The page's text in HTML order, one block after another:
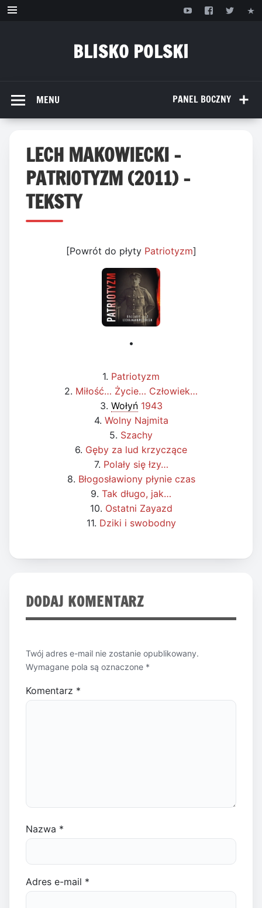
Przejdź
BLISKO POLSKI
PANEL BOCZNY
MENU
LECH MAKOWIECKI –
PATRIOTYZM (2011) –
TEKSTY
[Powrót do płyty Patriotyzm]
•
1. Patriotyzm
2. Miłość… Życie… Człowiek…
3. Wołyń1943
4. Wolny Najmita
5. Szachy
6. Gęby za lud krzyczące
7. Polały się łzy…
8. Błogosławiony płynie czas
9. Tak długo, jak…
10. Ostatni Zayazd
11. Dziki i swobodny
DODAJ KOMENTARZ
Twój adres e-mail nie zostanie opublikowany.
Wymagane pola są oznaczone *
Komentarz *
Nazwa *
Adres e-mail *